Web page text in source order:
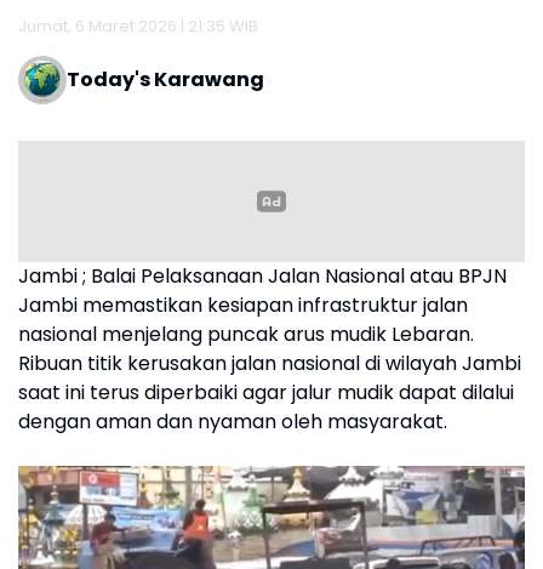
Jumat, 6 Maret 2026 | 21:35 WIB
Today's Karawang
Jambi ; Balai Pelaksanaan Jalan Nasional atau BPJN
Jambi memastikan kesiapan infrastruktur jalan
nasional menjelang puncak arus mudik Lebaran.
Ribuan titik kerusakan jalan nasional di wilayah Jambi
saat ini terus diperbaiki agar jalur mudik dapat dilalui
dengan aman dan nyaman oleh masyarakat.